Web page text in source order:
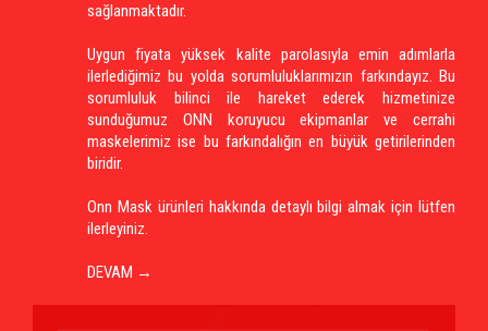
sağlanmaktadır.
Uygun fiyata yüksek kalite parolasıyla emin adımlarla
ilerlediğimiz bu yolda sorumluluklarımızın farkındayız. Bu
sorumluluk bilinci ile hareket ederek hizmetinize
sunduğumuz ONN koruyucu ekipmanlar ve cerrahi
maskelerimiz ise bu farkındalığın en büyük getirilerinden
biridir.
Onn Mask ürünleri hakkında detaylı bilgi almak için lütfen
ilerleyiniz.
DEVAM →